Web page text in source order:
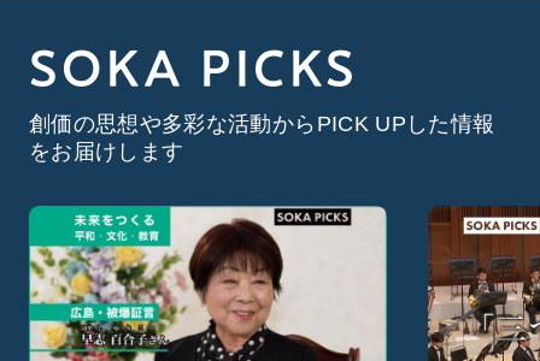
SOKA PICKS
創価の思想や多彩な活動からPICK UPした情報
をお届けします